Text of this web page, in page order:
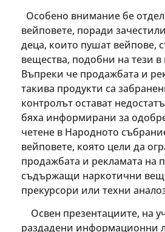
Особено внимание бе
вейповете, поради
деца, които пушат вейпове,
вещества, подобни на тези в
Въпреки че продажбата и
такива продукти са
контролът остават
бяха информирани за
четене в Народното
вейповете, която цели да
продажбата и рекламата на
съдържащи наркотични
прекурсори или техни
Освен презентациите, на
раздадени информационни